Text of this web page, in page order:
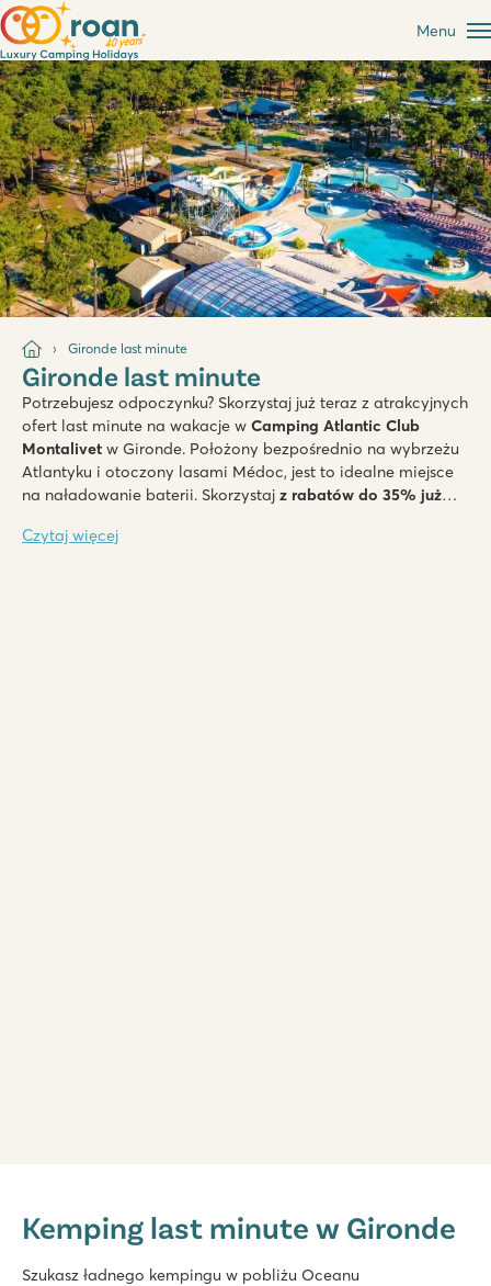
Menu
Gironde last minute
Gironde last minute
Potrzebujesz odpoczynku? Skorzystaj już teraz z atrakcyjnych
ofert last minute na wakacje w Camping Atlantic Club
Montalivet w Gironde. Położony bezpośrednio na wybrzeżu
Atlantyku i otoczony lasami Médoc, jest to idealne miejsce
na naładowanie baterii. Skorzystaj z rabatów do 35% już
Czytaj więcej
Francja - Południowa Francja - Gironde - Vendays-Montalivet
Kemping last minute w Gironde
Szukasz ładnego kempingu w pobliżu Oceanu